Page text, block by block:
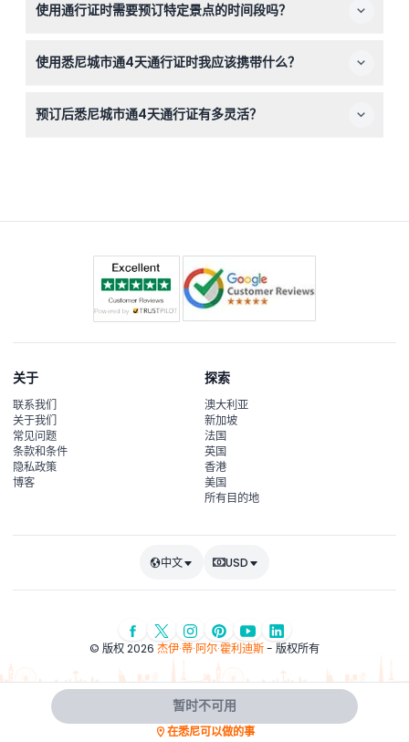
行预订。
使用通行证时需要预订特定景点的时间段吗？
过程中查看可用性并预定您偏好的时间。
使用悉尼城市通4天通行证时我应该携带什么？
要求）；舒适的鞋子和适合天气的衣物将有助于您尽享游览
预订后悉尼城市通4天通行证有多灵活？
暂时不可用
在悉尼可以做的事
关于
联系我们
关于我们
常见问题
条款和条件
隐私政策
博客
探索
澳大利亚
新加坡
法国
英国
香港
美国
所有目的地
中文 USD
© 版权 2026 杰伊·蒂·阿尔·霍利迪斯- 版权所有